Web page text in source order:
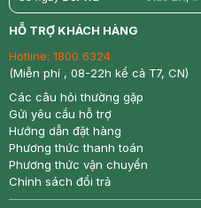
return nowfree
HỖ TRỢ KHÁCH HÀNG
Hotline: 1800 6324
(Miễn phí , 08-22h kể cả T7, CN)
Các câu hỏi thường gặp
Gửi yêu cầu hỗ trợ
Hướng dẫn đặt hàng
Phương thức thanh toán
Phương thức vận chuyển
Chính sách đổi trả